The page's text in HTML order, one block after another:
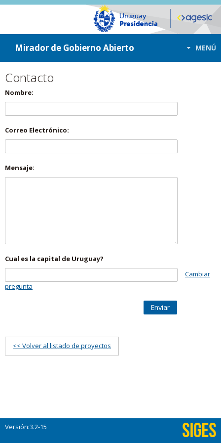
ir a contenido
ir al menú
Mirador de Gobierno Abierto MENÚ
Contacto
Nombre:
Correo Electrónico:
Mensaje:
Cual es la capital de Uruguay?
Cambiar
pregunta
Enviar
<< Volver al listado de proyectos
Versión:3.2-15